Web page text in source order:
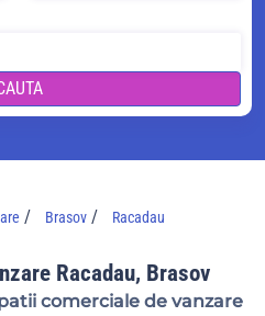
/ Brasov / Racadau
Racadau, Brasov
comerciale de vanzare